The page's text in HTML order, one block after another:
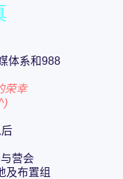
体系和988
荣幸
营会
及布置组